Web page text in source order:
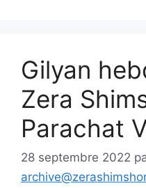
Gilyan
Zera
Parachat
28 septembre 2022